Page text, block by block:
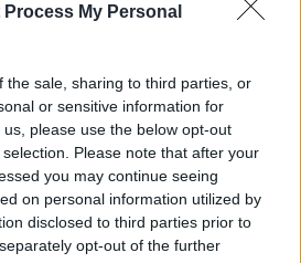
Process My Personal
the sale, sharing to third parties, or
or sensitive information for
please use the below opt-out
Please note that after your
you may continue seeing
on personal information utilized by
disclosed to third parties prior to
opt-out of the further
gjak
Familja në ‘shok’! Kris
Jenner zbulon se ka
tumor
11:27 / 09/05/2024